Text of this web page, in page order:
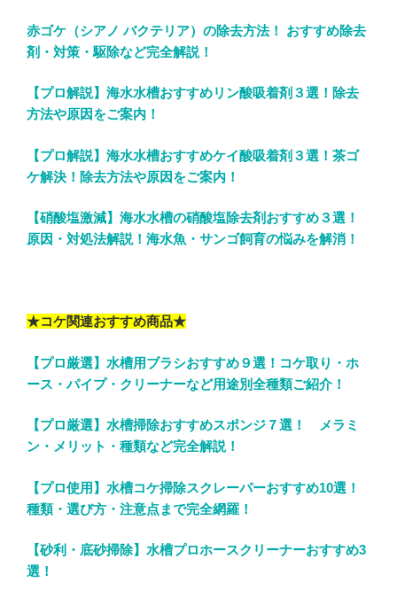
赤ゴケ（シアノ バクテリア）の除去方法！ おすすめ除去
剤・対策・駆除など完全解説！
【プロ解説】海水水槽おすすめリン酸吸着剤３選！除去
方法や原因をご案内！
【プロ解説】海水水槽おすすめケイ酸吸着剤３選！茶ゴ
ケ解決！除去方法や原因をご案内！
【硝酸塩激減】海水水槽の硝酸塩除去剤おすすめ３選！
原因・対処法解説！海水魚・サンゴ飼育の悩みを解消！
★コケ関連おすすめ商品★
【プロ厳選】水槽用ブラシおすすめ９選！コケ取り・ホ
ース・パイプ・クリーナーなど用途別全種類ご紹介！
【プロ厳選】水槽掃除おすすめスポンジ７選！ メラミ
ン・メリット・種類など完全解説！
【プロ使用】水槽コケ掃除スクレーパーおすすめ10選！
種類・選び方・注意点まで完全網羅！
【砂利・底砂掃除】水槽プロホースクリーナーおすすめ3
選！